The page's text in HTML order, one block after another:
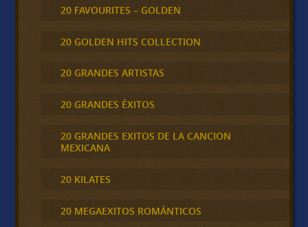
20 FAVOURITES – GOLDEN
20 GOLDEN HITS COLLECTION
20 GRANDES ARTISTAS
20 GRANDES ÉXITOS
20 GRANDES EXITOS DE LA CANCION
MEXICANA
20 KILATES
20 MEGAEXITOS ROMÁNTICOS